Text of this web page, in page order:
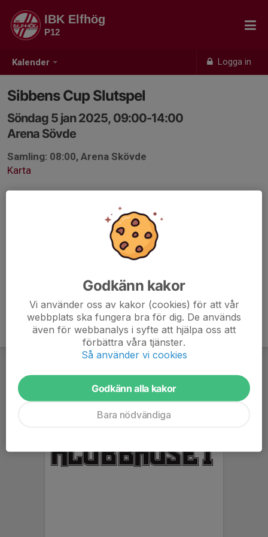
Kalender Logga in
IBK Elfhög
P12
Sibbens Cup Slutspel
Söndag 5 jan 2025, 09:00-14:00
Arena Sövde
Samling: 08:00, Arena Skövde
Karta
Godkänn kakor
Vi använder oss av kakor (cookies) för att vår
webbplats ska fungera bra för dig. De används
även för webbanalys i syfte att hjälpa oss att
förbättra våra tjänster.
Så använder vi cookies
Godkänn alla kakor
Bara nödvändiga